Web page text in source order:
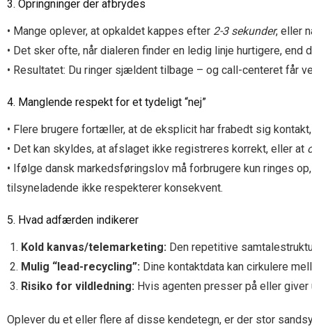
3. Opringninger der afbrydes
• Mange oplever, at opkaldet kappes efter 2-3 sekunder, eller
• Det sker ofte, når dialeren finder en ledig linje hurtigere,
• Resultatet: Du ringer sjældent tilbage – og call-centeret får
4. Manglende respekt for et tydeligt “nej”
• Flere brugere fortæller, at de eksplicit har frabedt sig
• Det kan skyldes, at afslaget ikke registreres korrekt, eller at
• Ifølge dansk markedsføringslov må forbrugere kun ringes
tilsyneladende ikke respekterer konsekvent.
5. Hvad adfærden indikerer
Kold kanvas/telemarketing: Den repetitive
Mulig “lead-recycling”: Dine kontaktdata kan cirkulere
Risiko for vildledning: Hvis agenten presser på eller
Oplever du et eller flere af disse kendetegn, er der stor